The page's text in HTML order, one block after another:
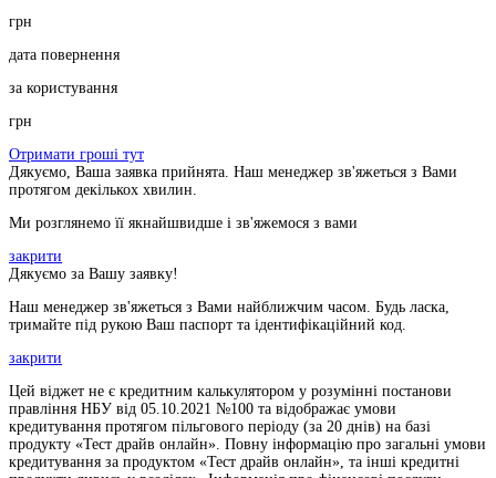
грн
дата повернення
за користування
грн
Отримати гроші тут
Дякуємо, Ваша заявка прийнята. Наш менеджер зв'яжеться з Вами
протягом декількох хвилин.
Ми розглянемо її якнайшвидше і зв'яжемося з вами
закрити
Дякуємо за Вашу заявку!
Наш менеджер зв'яжеться з Вами найближчим часом. Будь ласка,
тримайте під рукою Ваш паспорт та ідентифікаційний код.
закрити
Цей віджет не є кредитним калькулятором у розумінні постанови
правління НБУ від 05.10.2021 №100 та відображає умови
кредитування протягом пільгового періоду (за 20 днів) на базі
продукту «Тест драйв онлайн». Повну інформацію про загальні умови
кредитування за продуктом «Тест драйв онлайн», та інші кредитні